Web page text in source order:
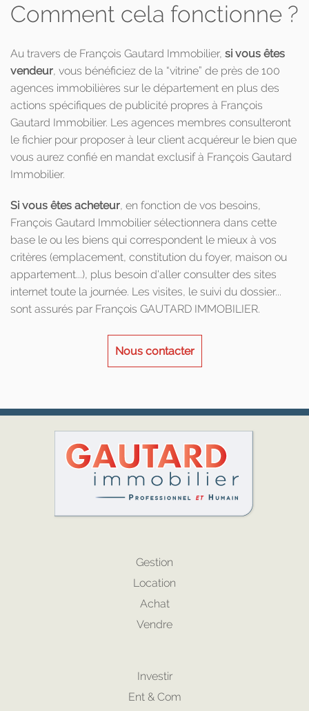
Comment cela fonctionne ?
Au travers de François Gautard Immobilier, si vous êtes
vendeur, vous bénéficiez de la “vitrine” de près de 100
agences immobilières sur le département en plus des
actions spécifiques de publicité propres à François
Gautard Immobilier. Les agences membres consulteront
le fichier pour proposer à leur client acquéreur le bien que
vous aurez confié en mandat exclusif à François Gautard
Immobilier.
Si vous êtes acheteur, en fonction de vos besoins,
François Gautard Immobilier sélectionnera dans cette
base le ou les biens qui correspondent le mieux à vos
critères (emplacement, constitution du foyer, maison ou
appartement...), plus besoin d'aller consulter des sites
internet toute la journée. Les visites, le suivi du dossier...
sont assurés par François GAUTARD IMMOBILIER.
Nous contacter
Gestion
Location
Achat
Vendre
Investir
Ent & Com